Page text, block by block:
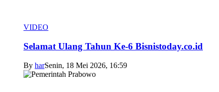
VIDEO
Selamat Ulang Tahun Ke-6 Bisnistoday.co.id
By harSenin, 18 Mei 2026, 16:59